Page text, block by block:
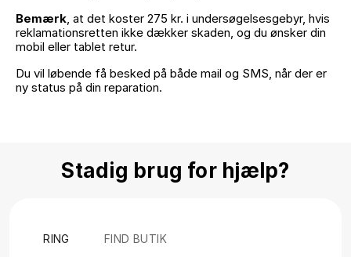
Bemærk, at det koster 275 kr. i undersøgelsesgebyr, hvis
reklamationsretten ikke dækker skaden, og du ønsker din
mobil eller tablet retur.
Du vil løbende få besked på både mail og SMS, når der er
ny status på din reparation.
Stadig brug for hjælp?
RING FIND BUTIK